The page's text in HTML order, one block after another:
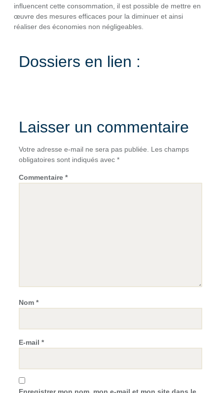
influencent cette consommation, il est possible de mettre en
œuvre des mesures efficaces pour la diminuer et ainsi
réaliser des économies non négligeables.
Dossiers en lien :
Laisser un commentaire
Votre adresse e-mail ne sera pas publiée.
Les champs
obligatoires sont indiqués avec *
Commentaire *
Nom *
E-mail *